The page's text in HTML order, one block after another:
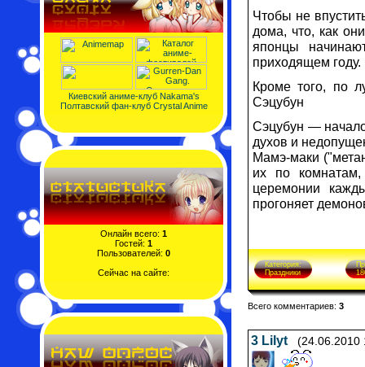
Киевский аниме-клуб Nakama's
Полтавский фан-клуб Crystal Anime
Онлайн всего: 1
Гостей: 1
Пользователей: 0
Сейчас на сайте:
Чтобы не
дома, что, как
японцы
приходящем году.
Кроме того, по
Сэцубун
Сэцубун —
духов и
Мамэ-маки
их по комнатам,
церемонии
прогоняет
Категория:
Праздники
Всего комментариев: 3
3 Lilyt (24.06.2010